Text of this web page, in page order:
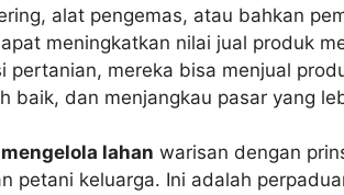
alat pengemas, atau bahkan
meningkatkan nilai jual produk
pertanian, mereka bisa menjual
baik, dan menjangkau pasar yang
mengelola lahan warisan dengan
petani keluarga. Ini adalah